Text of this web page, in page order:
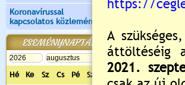
Koronavírussal
kapcsolatos közlemények
ESEMÉNYNAPTÁR
Hé Ke Sz Cs Pé Sz
Va